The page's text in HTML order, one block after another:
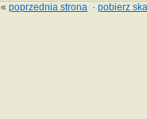
«poprzednia strona ·pobierz